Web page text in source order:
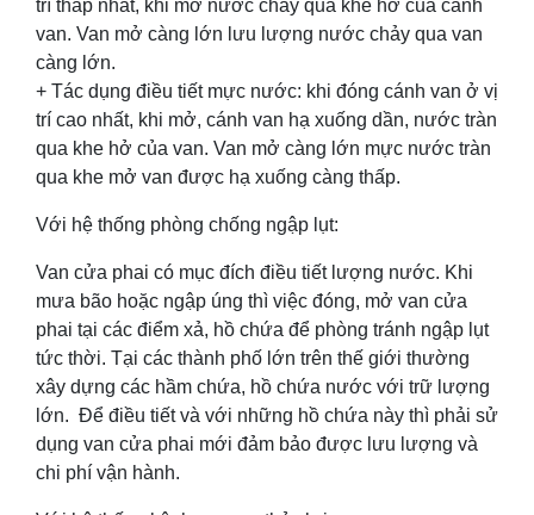
trí thấp nhất, khi mở nước chảy qua khe hở của cánh
van. Van mở càng lớn lưu lượng nước chảy qua van
càng lớn.
+ Tác dụng điều tiết mực nước: khi đóng cánh van ở vị
trí cao nhất, khi mở, cánh van hạ xuống dần, nước tràn
qua khe hở của van. Van mở càng lớn mực nước tràn
qua khe mở van được hạ xuống càng thấp.
Với hệ thống phòng chống ngập lụt:
Van cửa phai có mục đích điều tiết lượng nước. Khi
mưa bão hoặc ngập úng thì việc đóng, mở van cửa
phai tại các điểm xả, hồ chứa để phòng tránh ngập lụt
tức thời. Tại các thành phố lớn trên thế giới thường
xây dựng các hầm chứa, hồ chứa nước với trữ lượng
lớn. Để điều tiết và với những hồ chứa này thì phải sử
dụng van cửa phai mới đảm bảo được lưu lượng và
chi phí vận hành.